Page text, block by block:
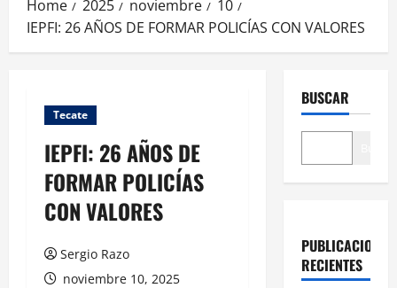
Home 2025 noviembre
10
IEPFI: 26 AÑOS DE FORMAR POLICÍAS CON VALORES
Tecate
IEPFI: 26 AÑOS DE
FORMAR POLICÍAS
CON VALORES
Sergio Razo
noviembre 10, 2025
BUSCAR
PUBLICACIONES
RECIENTES